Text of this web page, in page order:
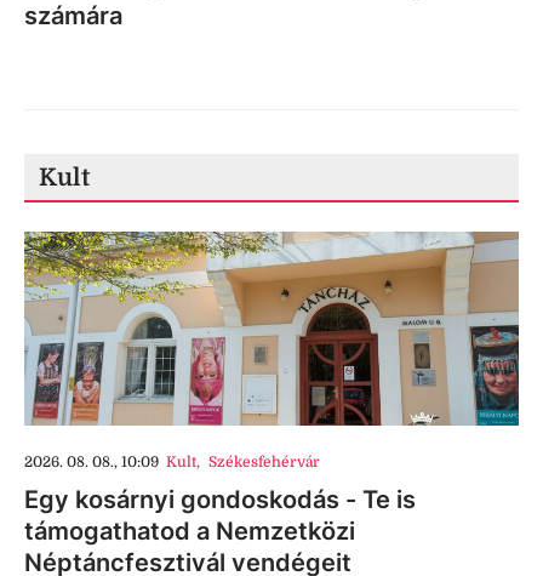
számára
Kult
2026. 08. 08., 10:09 Kult, Székesfehérvár
Egy kosárnyi gondoskodás - Te is
támogathatod a Nemzetközi
Néptáncfesztivál vendégeit